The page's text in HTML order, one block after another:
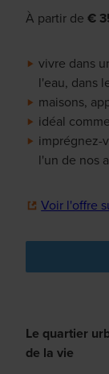
À partir de €
vivre dans
l'eau, dans
maisons,
idéal
imprégnez-
l'un de nos
Voir l'offre
Le quartier
de la vie